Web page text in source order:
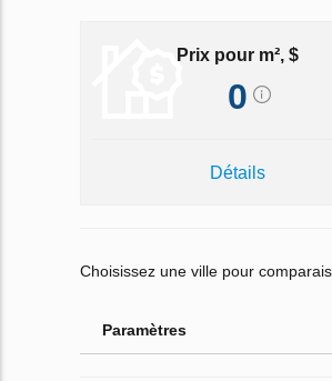
Prix pour m², $
0
Détails
Choisissez une ville pour
Paramètres